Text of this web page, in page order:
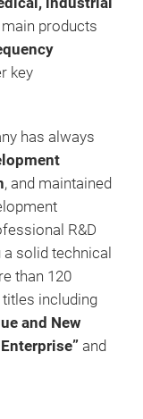
products
key
has always
, and maintained
R&D
solid technical
than 120
including
and New
and